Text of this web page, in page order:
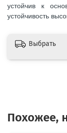
устойчив к
устойчивость
Выбрать
Похожее,